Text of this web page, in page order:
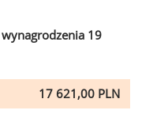
19
17 621,00 PLN